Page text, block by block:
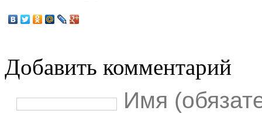
Добавить комментарий
Имя